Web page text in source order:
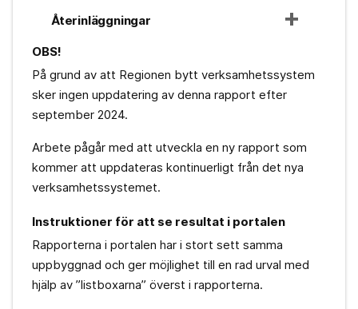
Återinläggningar
OBS!
På grund av att Regionen bytt verksamhetssystem
sker ingen uppdatering av denna rapport efter
september 2024.
Arbete pågår med att utveckla en ny rapport som
kommer att uppdateras kontinuerligt från det nya
verksamhetssystemet.
Instruktioner för att se resultat i portalen
Rapporterna i portalen har i stort sett samma
uppbyggnad och ger möjlighet till en rad urval med
hjälp av ”listboxarna” överst i rapporterna.